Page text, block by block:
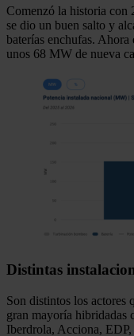
Comenzó la historia con
se dio un buen salto y
baterías enchufas.
unos 68 MW de nueva
Distintas
Son distintos los actores
gran mayoría hibridadas
Iberdrola, Acciona,